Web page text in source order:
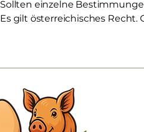
Sollten einzelne
Es gilt österreichisches Recht.